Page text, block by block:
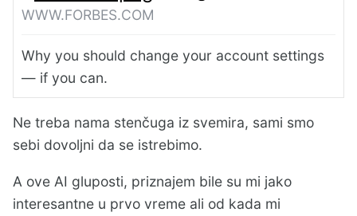
WWW.FORBES.COM
Why you should change your account settings
— if you can.
Ne treba nama stenčuga iz svemira, sami smo
sebi dovoljni da se istrebimo.
A ove AI gluposti, priznajem bile su mi jako
interesantne u prvo vreme ali od kada mi